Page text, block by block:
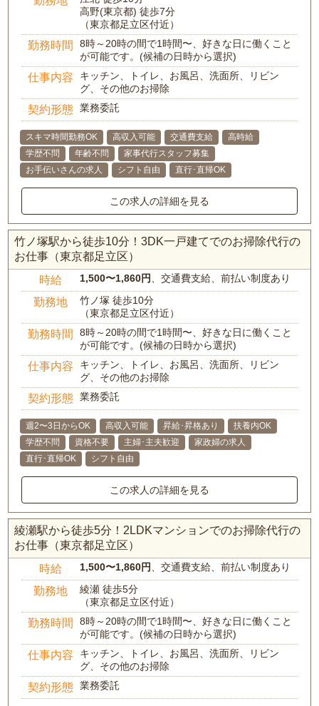
高野(東京都) 徒歩7分
（東京都足立区付近）
勤務時間
8時～20時の間で1時間〜、好きな日に働くこと
が可能です。(候補の日時から選択)
仕事内容
キッチン、トイレ、お風呂、洗面所、リビン
グ、その他のお掃除
契約形態 業務委託
スキマ時間勤務OK 高収入可能 交通費支給
高時給
学歴不問
年齢不問
家事代行スタッフ募集
お手伝いさんの求人
シフト自由 直行･直帰OK
この求人の詳細を見る
竹ノ塚駅から徒歩10分！3DK一戸建てでのお掃除代行の
お仕事（東京都足立区）
時給 1,500〜1,860円 、交通費支給、前払い制度あり
勤務地
竹ノ塚 徒歩10分
（東京都足立区付近）
勤務時間
8時～20時の間で1時間〜、好きな日に働くこと
が可能です。(候補の日時から選択)
仕事内容
キッチン、トイレ、お風呂、洗面所、リビン
グ、その他のお掃除
契約形態 業務委託
週2〜3日からOK 高収入可能 昇給･昇格あり
扶養内OK
学歴不問
資格不要 主婦･主夫歓迎
家政婦の求人
直行･直帰OK
シフト自由
この求人の詳細を見る
綾瀬駅から徒歩5分！2LDKマンションでのお掃除代行の
お仕事（東京都足立区）
時給 1,500〜1,860円 、交通費支給、前払い制度あり
勤務地
綾瀬 徒歩5分
（東京都足立区付近）
勤務時間
8時～20時の間で1時間〜、好きな日に働くこと
が可能です。(候補の日時から選択)
仕事内容
キッチン、トイレ、お風呂、洗面所、リビン
グ、その他のお掃除
契約形態 業務委託